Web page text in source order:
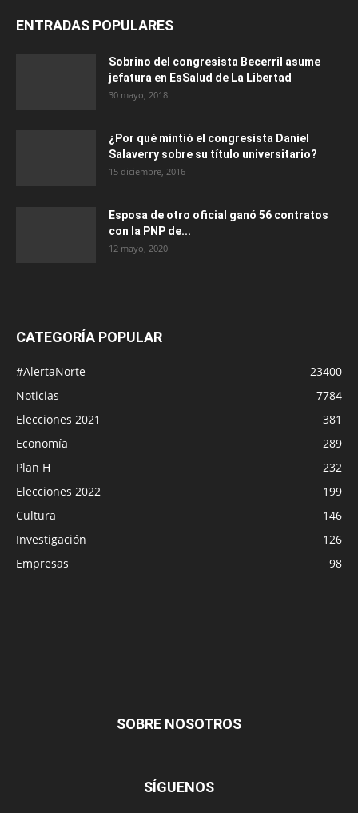
ENTRADAS POPULARES
Sobrino del congresista Becerril asume
jefatura en EsSalud de La Libertad
30 mayo, 2018
¿Por qué mintió el congresista Daniel
Salaverry sobre su título universitario?
15 diciembre, 2016
Esposa de otro oficial ganó 56 contratos
con la PNP de...
12 mayo, 2020
CATEGORÍA POPULAR
#AlertaNorte
23400
Noticias
7784
Elecciones 2021
381
Economía
289
Plan H
232
Elecciones 2022
199
Cultura
146
Investigación
126
Empresas
98
SOBRE NOSOTROS
SÍGUENOS